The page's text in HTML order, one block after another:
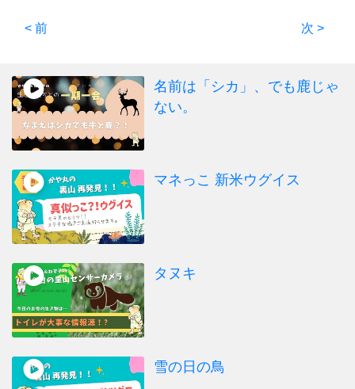
< 前 次 >
名前は「シカ」、でも鹿じゃ
ない。
マネっこ 新米ウグイス
タヌキ
雪の日の鳥